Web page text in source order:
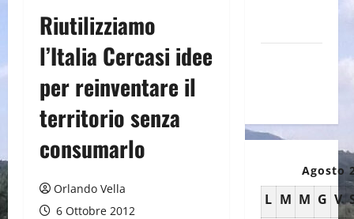
Riutilizziamo
l’Italia Cercasi idee
per reinventare il
territorio senza
consumarlo
Orlando Vella
6 Ottobre 2012
Agosto
L M M G V